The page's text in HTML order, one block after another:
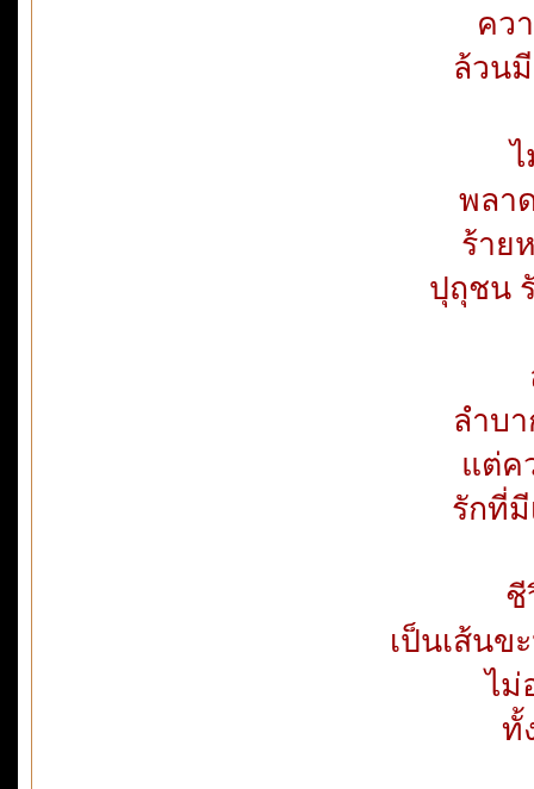
คว
ล้วน
พลา
ร้าย
ปุถุชน
ลำบ
แต่ค
รักที่
ชี
เป็นเส้นข
ไม่
ทั้